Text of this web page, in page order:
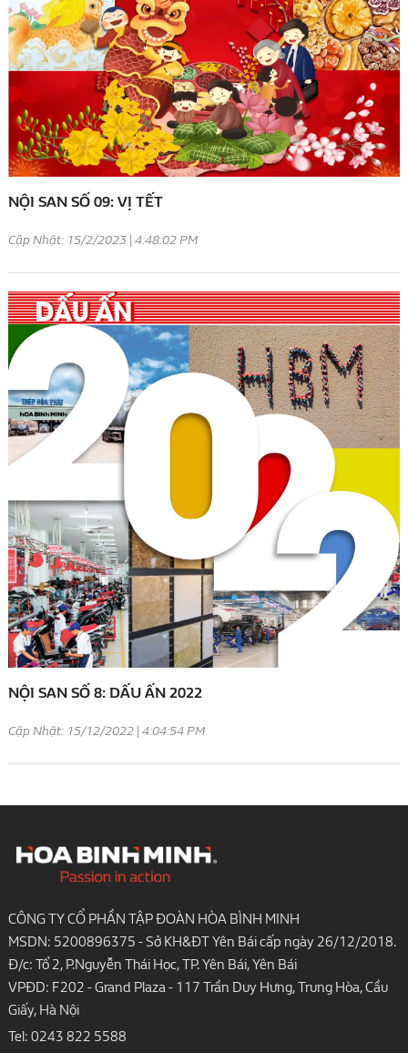
NỘI SAN SỐ 09: VỊ TẾT
Cập Nhật: 15/2/2023 | 4:48:02 PM
NỘI SAN SỐ 8: DẤU ẤN 2022
Cập Nhật: 15/12/2022 | 4:04:54 PM
CÔNG TY CỔ PHẦN TẬP ĐOÀN HÒA BÌNH MINH
MSDN: 5200896375 - Sở KH&ĐT Yên Bái cấp ngày 26/12/2018.
Đ/c: Tổ 2, P.Nguyễn Thái Học, TP. Yên Bái, Yên Bái
VPĐD: F202 - Grand Plaza - 117 Trần Duy Hưng, Trung Hòa, Cầu
Giấy, Hà Nội
Tel: 0243 822 5588